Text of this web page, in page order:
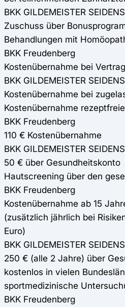
BKK GILDEMEISTER
Zuschuss über
Behandlungen mit
BKK Freudenberg
Kostenübernahme bei
BKK GILDEMEISTER
Kostenübernahme bei
Kostenübernahme
BKK Freudenberg
110 € Kostenübernahme
BKK GILDEMEISTER
50 € über Gesundheitskonto
Hautscreening über den
BKK Freudenberg
Kostenübernahme ab 15
(zusätzlich jährlich bei
Euro)
BKK GILDEMEISTER
250 € (alle 2 Jahre) über
kostenlos in vielen
sportmedizinische
BKK Freudenberg